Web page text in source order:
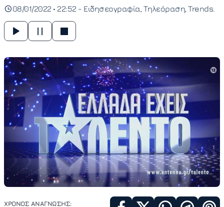
08/01/2022 • 22:52 - Ειδησεογραφία Τηλεόραση Trends
ΧΡΟΝΟΣ ΑΝΑΓΝΩΣΗΣ: